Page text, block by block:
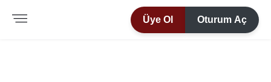
Üye Ol Oturum Aç